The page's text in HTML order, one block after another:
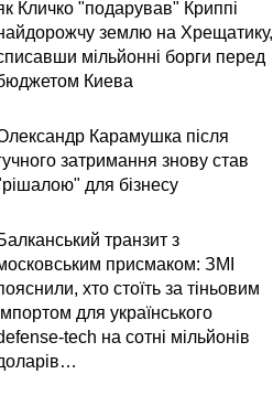
Кличко "подарував" Криппі
землю на Хрещатику,
мільйонні борги перед
Киева
Карамушка після
затримання знову став
для бізнесу
транзит з
присмаком: ЗМІ
хто стоїть за тіньовим
для українського
tech на сотні мільйонів